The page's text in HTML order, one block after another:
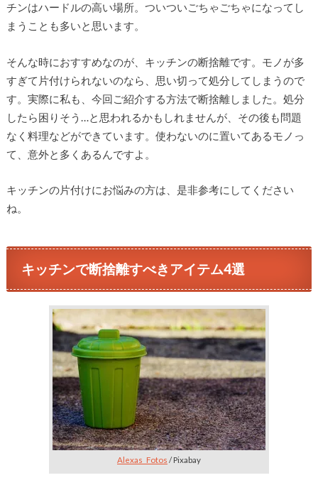
チンはハードルの高い場所。ついついごちゃごちゃになってし
まうことも多いと思います。
そんな時におすすめなのが、キッチンの断捨離です。モノが多
すぎて片付けられないのなら、思い切って処分してしまうので
す。実際に私も、今回ご紹介する方法で断捨離しました。処分
したら困りそう…と思われるかもしれませんが、その後も問題
なく料理などができています。使わないのに置いてあるモノっ
て、意外と多くあるんですよ。
キッチンの片付けにお悩みの方は、是非参考にしてください
ね。
キッチンで断捨離すべきアイテム4選
Alexas_Fotos / Pixabay